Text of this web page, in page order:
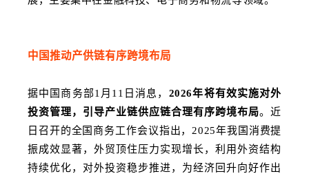
中国推动产供链有序跨境布局
据中国商务部1月11日消息， 2026年将有效实施对外
投资管理，引导产业链供应链合理有序跨境布局。近
日召开的全国商务工作会议指出，2025年我国消费提
振成效显著，外贸顶住压力实现增长，利用外资结构
持续优化，对外投资稳步推进，为经济回升向好作出